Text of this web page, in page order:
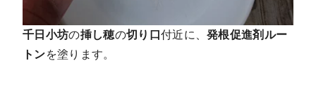
千日小坊の挿し穂の切り口 付近に、発根促進剤ルー
トンを塗ります。